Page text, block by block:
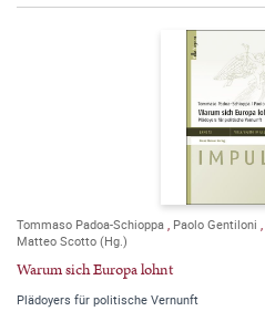
Tommaso Padoa-Schioppa , Paolo Gentiloni ,
Matteo Scotto (Hg.)
Warum sich Europa lohnt
Plädoyers für politische Vernunft